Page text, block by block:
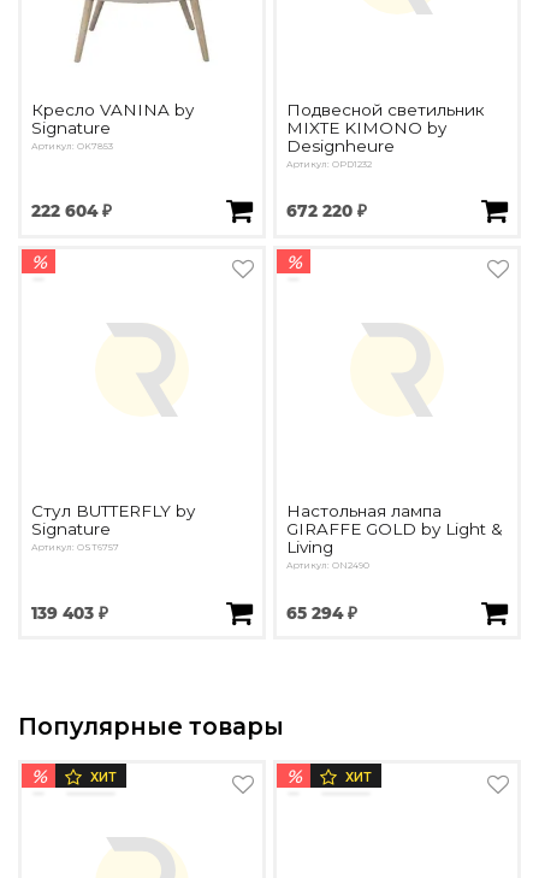
Кресло VANINA by
Signature
Артикул: OK7853
222 604 ₽
Подвесной светильник
MIXTE KIMONO by
Designheure
Артикул: OPD1232
672 220 ₽
%
Стул BUTTERFLY by
Signature
Артикул: OST6757
139 403 ₽
%
Настольная лампа
GIRAFFE GOLD by Light &
Living
Артикул: ON2490
65 294 ₽
Популярные товары
% ХИТ % ХИТ